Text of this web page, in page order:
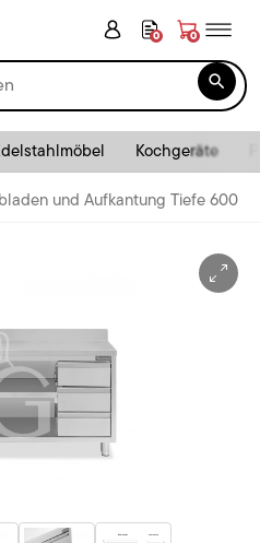
0 0

Kochgeräte
und Aufkantung Tiefe 600